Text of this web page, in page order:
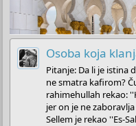
Osoba koja
Pitanje: Da li je istina
ne smatra kafirom?
rahimehullah rekao:
jer on je ne
Sellem je rekao ''Es-